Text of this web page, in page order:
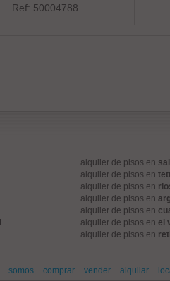
Ref: 50004788
alquiler de pisos en
alquiler de pisos en
alquiler de pisos en
alquiler de pisos en
alquiler de pisos en
alquiler de pisos en el
alquiler de pisos en
somos comprar vender alquilar